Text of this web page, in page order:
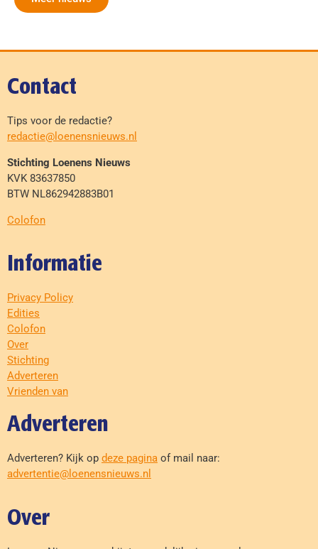
Contact
Tips voor de redactie?
redactie@loenensnieuws.nl
Stichting Loenens Nieuws
KVK 83637850
BTW NL862942883B01
Colofon
Informatie
Privacy Policy
Edities
Colofon
Over
Stichting
Adverteren
Vrienden van
Adverteren
Adverteren? Kijk op deze pagina of mail naar:
advertentie@loenensnieuws.nl
Over